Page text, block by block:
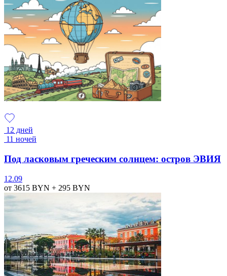
12 дней
11 ночей
Под ласковым греческим солнцем: остров ЭВИЯ
12.09
от 3615 BYN + 295 BYN